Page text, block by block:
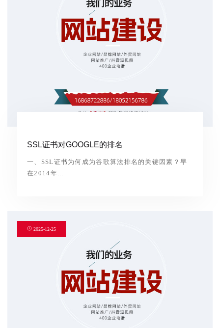
SSL证书对GOOGLE的排名
一、SSL证书为何成为谷歌算法排名的关键因素？早
在2014年...
2025-12-25